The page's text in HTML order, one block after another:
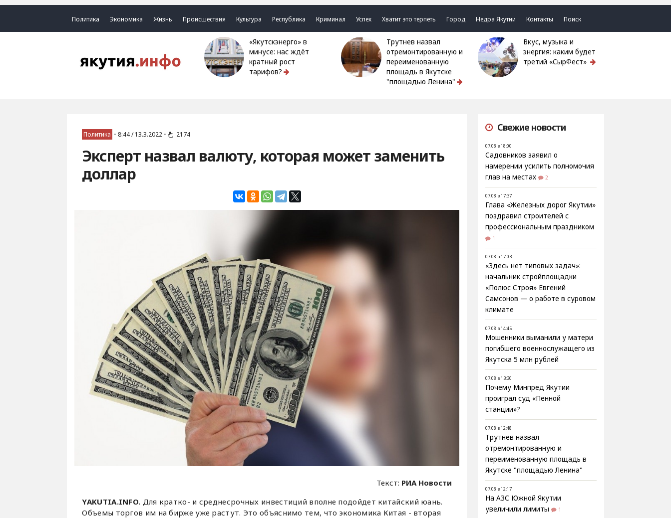
Политика Экономика Жизнь Происшествия Культура Республика Криминал Успех Хватит это терпеть Город Недра Якутии Контакты Поиск
«Якутскэнерго» в
минусе: нас ждёт
кратный рост
тарифов?
Трутнев назвал
отремонтированную и
переименованную
площадь в Якутске
"площадью Ленина"
Вкус, музыка и
энергия: каким будет
третий «СырФест»
Политика • 8:44 / 13.3.2022 • 2174
Эксперт назвал валюту, которая может заменить
доллар
Текст: РИА Новости
YAKUTIA.INFO. Для кратко- и среднесрочных инвестиций вполне подойдет китайский юань.
Объемы торгов им на бирже уже растут. Это объяснимо тем, что экономика Китая - вторая
Свежие новости
07.08 в 18:00
Садовников заявил о
намерении усилить полномочия
глав на местах
2
07.08 в 17:37
Глава «Железных дорог Якутии»
поздравил строителей с
профессиональным праздником
1
07.08 в 17:03
«Здесь нет типовых задач»:
начальник стройплощадки
«Полюс Строя» Евгений
Самсонов — о работе в суровом
климате
07.08 в 14:45
Мошенники выманили у матери
погибшего военнослужащего из
Якутска 5 млн рублей
07.08 в 13:30
Почему Минпред Якутии
проиграл суд «Пенной
станции»?
07.08 в 12:48
Трутнев назвал
отремонтированную и
переименованную площадь в
Якутске "площадью Ленина"
07.08 в 12:17
На АЗС Южной Якутии
увеличили лимиты
1